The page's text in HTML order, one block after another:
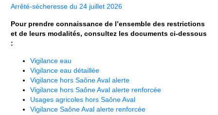
Arrêté-sécheresse du 24 juillet 2026
Pour prendre connaissance de l’ensemble des restrictions
et de leurs modalités, consultez les documents ci-dessous
:
Vigilance eau
Vigilance eau détaillée
Vigilance hors Saône Aval alerte
Vigilance hors Saône Aval alerte renforcée
Usages agricoles hors Saône Aval
Vigilance Saône Aval alerte renforcée